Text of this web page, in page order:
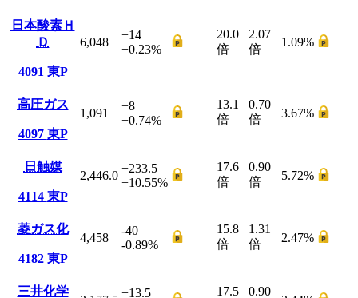
日本酸素Ｈ
Ｄ
4091 東P
6,048
+14
+0.23%
20.0
倍
2.07
倍
1.09%
高圧ガス
4097 東P
1,091
+8
+0.74%
13.1
倍
0.70
倍
3.67%
日触媒
4114 東P
2,446.0
+233.5
+10.55%
17.6
倍
0.90
倍
5.72%
菱ガス化
4182 東P
4,458
-40
-0.89%
15.8
倍
1.31
倍
2.47%
三井化学
+13.5
17.5
0.90